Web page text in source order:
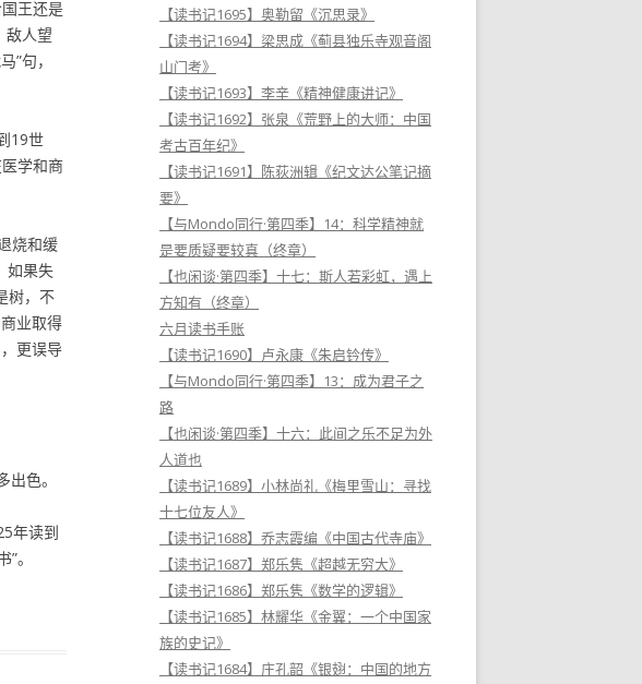
王还是
敌人望
”句，
19世
学和商
烧和缓
如果失
树，不
业取得
更误导
色。
年读到
。
【读书记1695】奥勒留《沉思录》
【读书记1694】梁思成《蓟县独乐寺观音阁
山门考》
【读书记1693】李辛《精神健康讲记》
【读书记1692】张泉《荒野上的大师：中国
考古百年纪》
【读书记1691】陈荻洲辑《纪文达公笔记摘
要》
【与Mondo同行·第四季】14：科学精神就
是要质疑要较真（终章）
【也闲谈·第四季】十七：斯人若彩虹，遇上
方知有（终章）
六月读书手账
【读书记1690】卢永康《朱启钤传》
【与Mondo同行·第四季】13：成为君子之
路
【也闲谈·第四季】十六：此间之乐不足为外
人道也
【读书记1689】小林尚礼《梅里雪山：寻找
十七位友人》
【读书记1688】乔志霞编《中国古代寺庙》
【读书记1687】郑乐隽《超越无穷大》
【读书记1686】郑乐隽《数学的逻辑》
【读书记1685】林耀华《金翼：一个中国家
族的史记》
【读书记1684】庄孔韶《银翅：中国的地方